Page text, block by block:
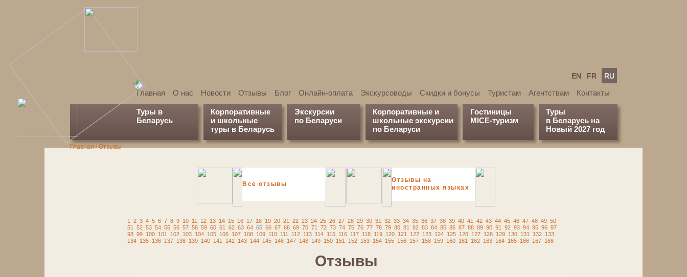
EN FR RU
Главная О нас Новости Отзывы Блог Онлайн-оплата Экскурсоводы Скидки и бонусы Туристам Агентствам Контакты
Туры в
Беларусь
Корпоративные
и школьные
туры в Беларусь
Экскурсии
по Беларуси
Корпоративные и
школьные экскурсии
по Беларуси
Гостиницы
MICE-туризм
Туры
в Беларусь на
Новый 2027 год
Главная/Отзывы
Все отзывы
Отзывы на
иностранных языках
1 2 3 4 5 6 7 8 9 10 11 12 13 14 15 16 17 18 19 20 21 22 23 24 25 26 27 28 29 30 31 32 33 34 35 36 37 38 39 40 41 42 43 44 45 46 47 48 49 50
51
52 53 54 55 56 57 58 59 60 61 62 63 64 65 66 67 68 69 70 71 72 73 74 75 76 77 78 79 80 81 82 83 84 85 86 87 88 89 90 91 92 93 94 95 96 97
98 99 100 101 102 103 104 105 106 107 108 109 110 111 112 113 114 115 116 117 118 119 120 121 122 123 124 125 126 127 128 129 130 131 132 133
134 135 136 137 138 139 140 141 142 143 144 145 146 147 148 149 150 151 152 153 154 155 156 157 158 159 160 161 162 163 164 165 166 167 168
Отзывы